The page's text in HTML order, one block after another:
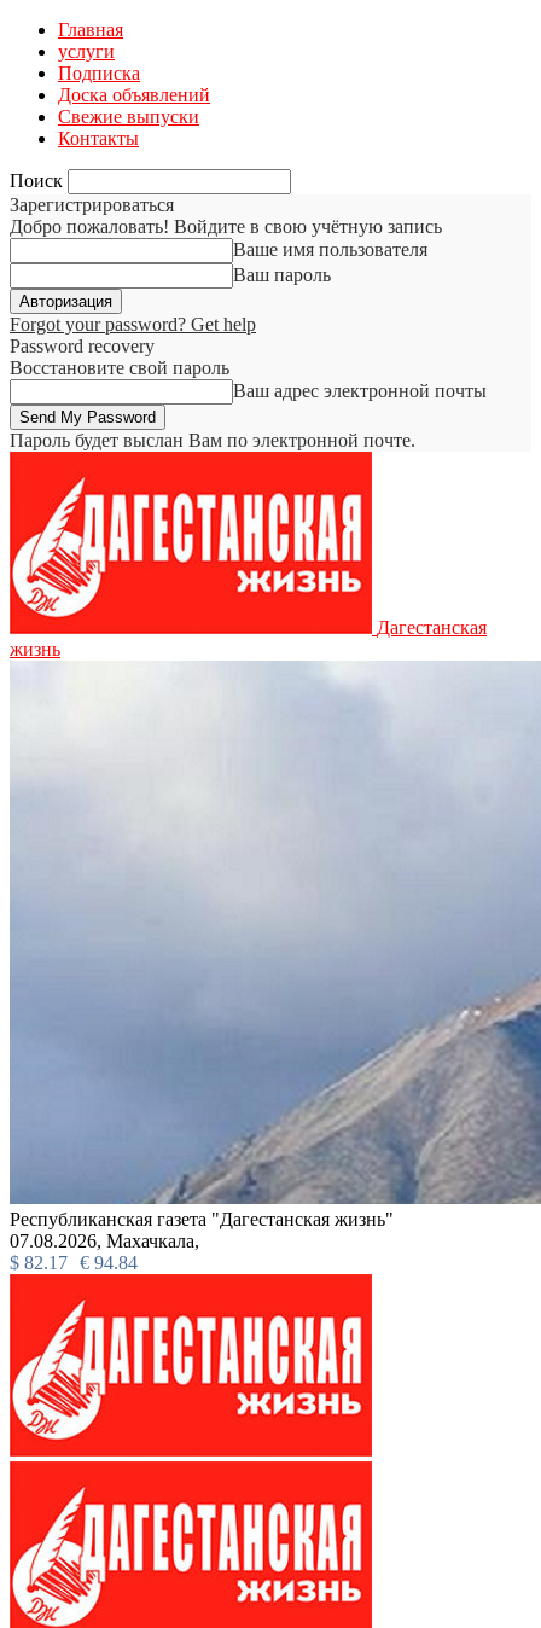
Главная
услуги
Подписка
Доска объявлений
Свежие выпуски
Контакты
Поиск
Зарегистрироваться
Добро пожаловать! Войдите в свою учётную запись
Ваше имя пользователя
Ваш пароль
Forgot your password? Get help
Password recovery
Восстановите свой пароль
Ваш адрес электронной почты
Пароль будет выслан Вам по электронной почте.
Дагестанская
жизнь
Республиканская газета "Дагестанская жизнь"
07.08.2026, Махачкала,
$ 82.17 € 94.84